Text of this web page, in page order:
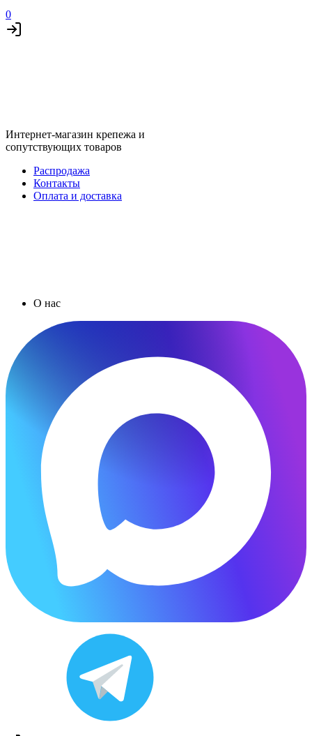
0
Интернет-магазин крепежа и
сопутствующих товаров
Распродажа
Контакты
Оплата и доставка
О нас